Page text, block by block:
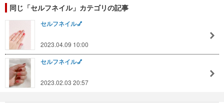
同じ「セルフネイル」カテゴリの記事
セルフネイル💅
2023.04.09 10:00
セルフネイル💅
2023.02.03 20:57